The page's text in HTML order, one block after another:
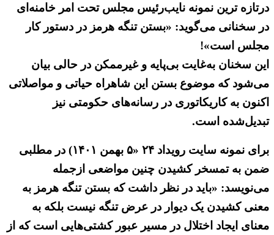
درتازه ترین نمونه نایب‌رئیس مجلس تحت امر خامنه‌ای
در سخنانی می‌گوید: «بستن تنگه هرمز در دستور کار
مجلس است»!
این سخنان به‌غایت بی‌پایه و غیرممکن در حالی بیان
می‌شود که موضوع بستن این شاهراه حیاتی و مواصلاتی
اکنون به کاریکاتوری در رسانه‌های حکومتی نیز
تبدیل‌شده است.
برای نمونه سایت رویداد ۲۴ «۵ بهمن ۱۴۰۱) در مطلبی
ضمن به تمسخر کشیدن چنین مواضعی ازجمله
می‌نویسد: «باید در نظر داشت که بستن تنگه هرمز به
معنی کشیدن یک دیوار در عرض تنگه نیست بلکه به
معنای ایجاد اختلال در مسیر عبور کشتی‌هایی است که از